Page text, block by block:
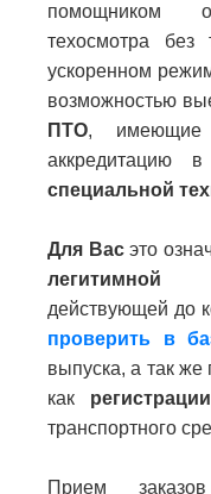
помощником
техосмотра
ускоренном
возможностью
ПТО, имеющие
аккредитацию
специальной
Для Васэто
легитимной
действующей до
проверить в
выпуска, а так
как регистрации
транспортного
Прием